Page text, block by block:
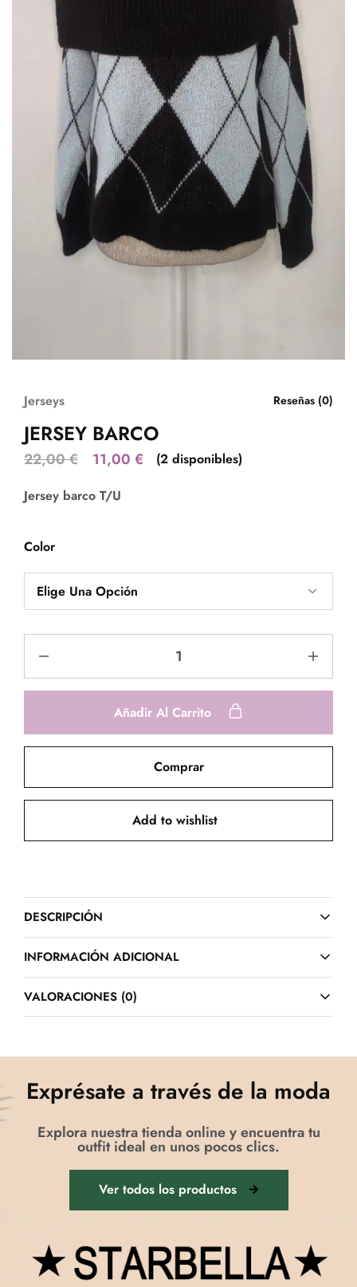
Jerseys Reseñas (0)
JERSEY BARCO
22,00€ 11,00 €
(2 disponibles)
Jersey barco T/U
Color
Añadir Al Carrito
Comprar
Add to wishlist
DESCRIPCIÓN
INFORMACIÓN ADICIONAL
VALORACIONES (0)
Exprésate a través de la moda
Explora nuestra tienda online y encuentra tu
outfit ideal en unos pocos clics.
Ver todos los productos